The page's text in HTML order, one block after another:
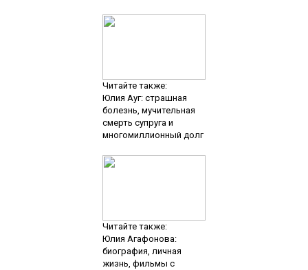
Читайте также:
Юлия Ауг: страшная
болезнь, мучительная
смерть супруга и
многомиллионный долг
Читайте также:
Юлия Агафонова:
биография, личная
жизнь, фильмы с